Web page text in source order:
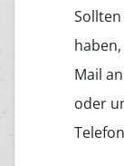
Mail an
oder